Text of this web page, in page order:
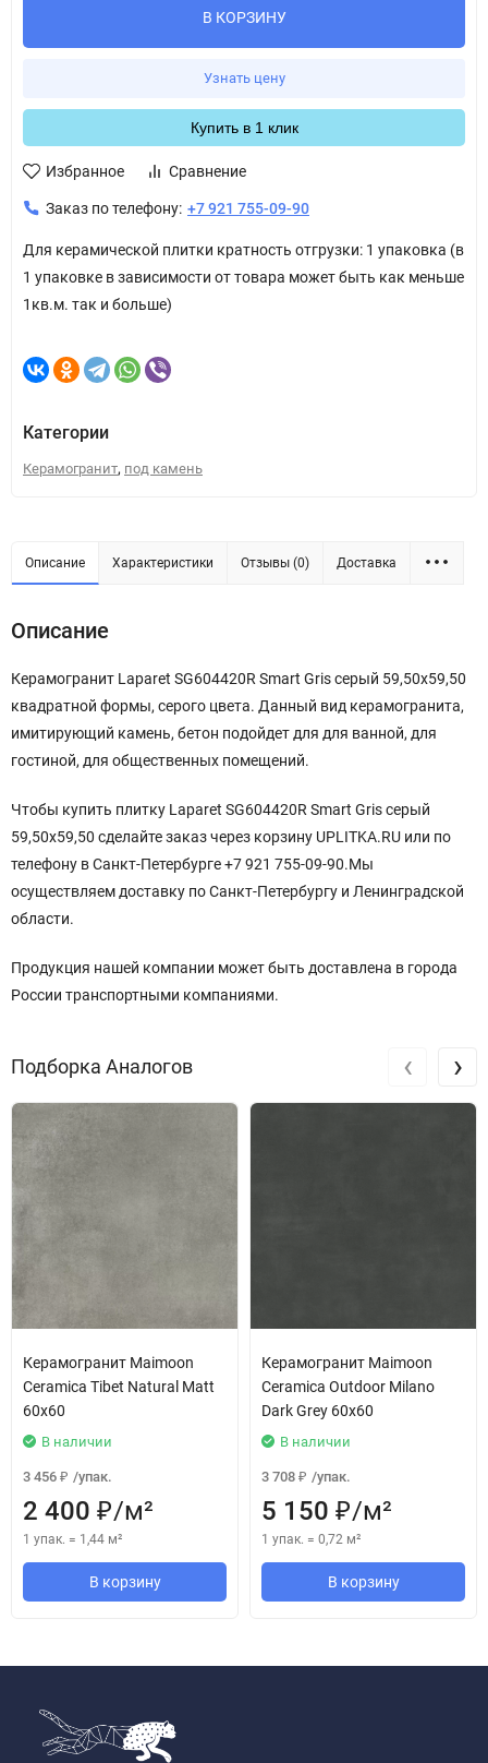
В КОРЗИНУ
Узнать цену
Купить в 1 клик
Избранное Сравнение
Заказ по телефону: +7 921 755-09-90
Для керамической плитки кратность отгрузки: 1 упаковка (в
1 упаковке в зависимости от товара может быть как меньше
1кв.м. так и больше)
Категории
Керамогранит, под камень
Описание Характеристики Отзывы (0) Доставка
Описание
Керамогранит Laparet SG604420R Smart Gris серый 59,50x59,50
квадратной формы, серого цвета. Данный вид керамогранита,
имитирующий камень, бетон подойдет для для ванной, для
гостиной, для общественных помещений.
Чтобы купить плитку Laparet SG604420R Smart Gris серый
59,50x59,50 сделайте заказ через корзину UPLITKA.RU или по
телефону в Санкт-Петербурге +7 921 755-09-90.Мы
осуществляем доставку по Санкт-Петербургу и Ленинградской
области.
Продукция нашей компании может быть доставлена в города
России транспортными компаниями.
Подборка Аналогов
Керамогранит Maimoon
Ceramica Tibet Natural Matt
60х60
В наличии
3 456 ₽ /упак.
2 400 ₽/м²
1 упак. = 1,44 м²
В корзину
Керамогранит Maimoon
Ceramica Outdoor Milano
Dark Grey 60x60
В наличии
3 708 ₽ /упак.
5 150 ₽/м²
1 упак. = 0,72 м²
В корзину
‹ ›